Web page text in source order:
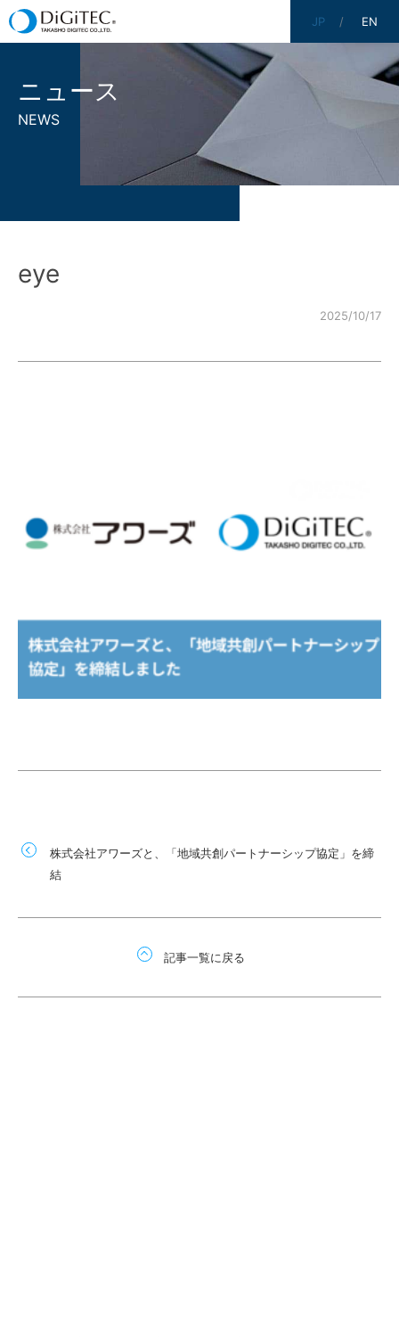
JP EN
ニュース
NEWS
eye
2025/10/17
株式会社アワーズと、「地域共創パートナーシップ協定」を締
結
記事一覧に戻る